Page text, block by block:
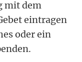
mit dem
eintragen
oder ein